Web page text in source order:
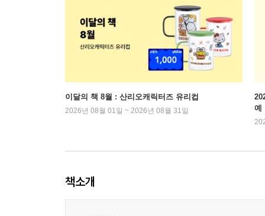
이달의 책 8월 : 산리오캐릭터즈 유리컵
2026년 08월 01일 ~ 2026년 08월 31일
예
책소개